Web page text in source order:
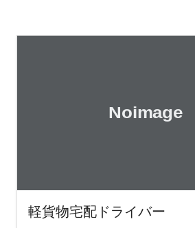
軽貨物宅配ドライバー